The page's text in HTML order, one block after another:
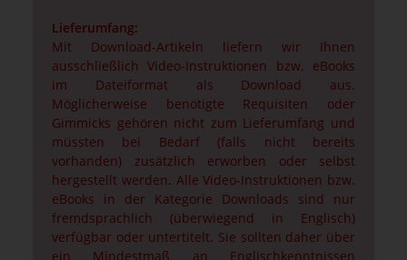
Lieferumfang:
Mit Download-Artikeln liefern wir Ihnen
ausschließlich Video-Instruktionen bzw. eBooks
im Dateiformat als Download aus.
Möglicherweise benötigte Requisiten oder
Gimmicks gehören nicht zum Lieferumfang und
müssten bei Bedarf (falls nicht bereits
vorhanden) zusätzlich erworben oder selbst
hergestellt werden. Alle Video-Instruktionen bzw.
eBooks in der Kategorie Downloads sind nur
fremdsprachlich (überwiegend in Englisch)
verfügbar oder untertitelt. Sie sollten daher über
ein Mindestmaß an Englischkenntnissen